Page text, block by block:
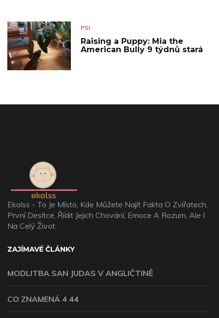
PSI
Raising a Puppy: Mia the
American Bully 9 týdnů stará
Ekolss - To Je Místo, Kde Můžete Najít Fakta O Zvířatech,
První Desítce, Řídit Jejich Chování, Emoce A Rozum, Ale I
Na Celý Život.
ZAJÍMAVÉ ČLÁNKY
MODLITBA SAN JUDAS V ANGLIČTINĚ
CO ZNAMENÁ 4 44